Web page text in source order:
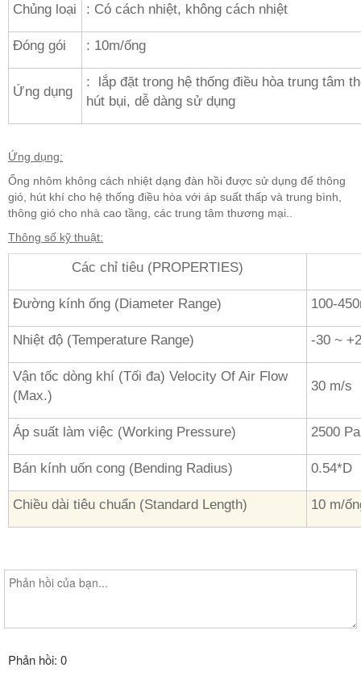
Chủng loại : Có cách nhiệt, không cách nhiệt
Đóng gói : 10m/ống
Ứng dụng
: lắp đặt trong hệ thống điều hòa trung tâm
hút bụi, dễ dàng sử dụng
Ứng dụng:
Ống nhôm không cách nhiệt dạng đàn hồi được sử dụng để thông
gió, hút khí cho hệ thống điều hòa với áp suất thấp và trung bình,
thông gió cho nhà cao tầng, các trung tâm thương mại..
Thông số kỹ thuật:
Các chỉ tiêu (PROPERTIES)
Đường kính ống (Diameter Range) 100-
Nhiệt độ (Temperature Range) -30 ~
Vận tốc dòng khí (Tối đa) Velocity Of Air Flow
(Max.)
30 m/s
Áp suất làm việc (Working Pressure) 2500 Pa
Bán kính uốn cong (Bending Radius) 0.54*D
Chiều dài tiêu chuẩn (Standard Length) 10 m/
Phản hồi: 0